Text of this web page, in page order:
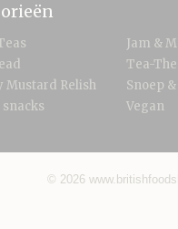
Mustard Relish
Jam &
Tea-
Snoep
Vegan
© 2026